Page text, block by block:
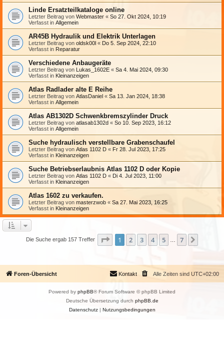
Linde Ersatzteilkataloge online
Letzter Beitrag von Webmaster « So 27. Okt 2024, 10:19
Verfasst in Allgemein
AR45B Hydraulik und Elektrik Unterlagen
Letzter Beitrag von oldsk00l « Do 5. Sep 2024, 22:10
Verfasst in Reparatur
Verschiedene Anbaugeräte
Letzter Beitrag von Lukas_1602E « Sa 4. Mai 2024, 09:30
Verfasst in Kleinanzeigen
Atlas Radlader alte E Reihe
Letzter Beitrag von AtlasDaniel « Sa 13. Jan 2024, 18:38
Verfasst in Allgemein
Atlas AB1302D Schwenkbremszylinder Druck
Letzter Beitrag von atlasab1302d « So 10. Sep 2023, 16:12
Verfasst in Allgemein
Suche hydraulisch verstellbare Grabenschaufel
Letzter Beitrag von Atlas 1102 D « Fr 28. Jul 2023, 17:25
Verfasst in Kleinanzeigen
Suche Betriebserlaubnis Atlas 1102 D oder Kopie
Letzter Beitrag von Atlas 1102 D « Di 4. Jul 2023, 11:00
Verfasst in Kleinanzeigen
Atlas 1602 zu verkaufen.
Letzter Beitrag von masterzwob « Sa 27. Mai 2023, 16:25
Verfasst in Kleinanzeigen
Die Suche ergab 157 Treffer Seite 1von
1 2 3 4 5 7
Foren-Übersicht Alle Zeiten sind UTC+02:00
Kontakt
Powered by phpBB® Forum Software © phpBB Limited
Deutsche Übersetzung durch phpBB.de
Datenschutz| Nutzungsbedingungen